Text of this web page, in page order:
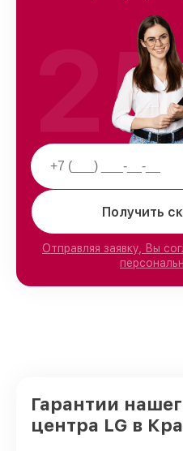
Получить
Отправляя заявку, Вы
25
Гарантии
центра LG в